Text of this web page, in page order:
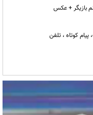
بازیگر + عکس
کوتاه ، تلفن